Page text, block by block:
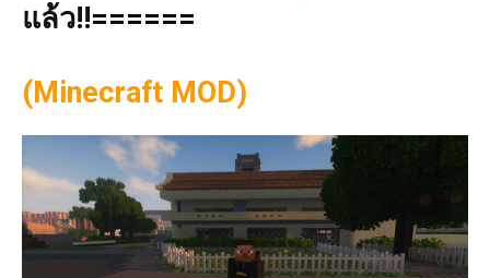
แล้ว!!======
(Minecraft MOD)